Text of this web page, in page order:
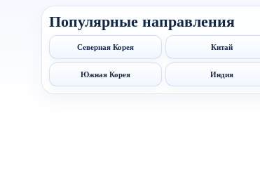
Популярные направления
Северная Корея Китай
Южная Корея Индия